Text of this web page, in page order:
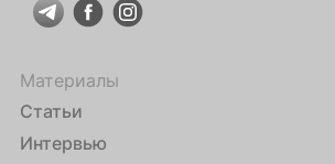
Материалы
Статьи
Интервью